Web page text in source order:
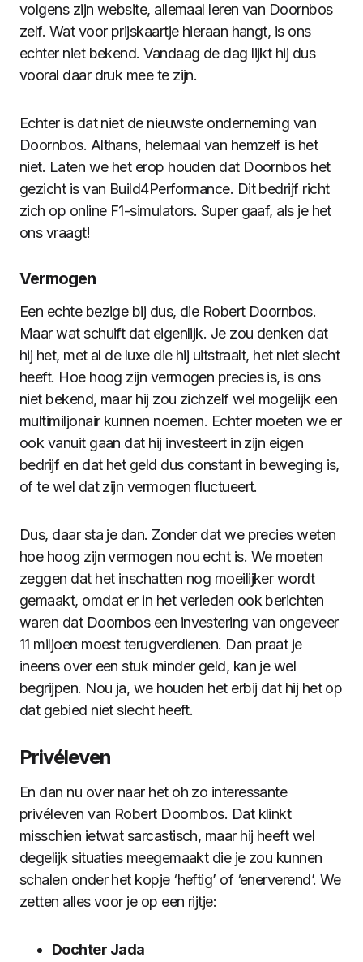
volgens zijn website, allemaal leren van Doornbos
zelf. Wat voor prijskaartje hieraan hangt, is ons
echter niet bekend. Vandaag de dag lijkt hij dus
vooral daar druk mee te zijn.
Echter is dat niet de nieuwste onderneming van
Doornbos. Althans, helemaal van hemzelf is het
niet. Laten we het erop houden dat Doornbos het
gezicht is van Build4Performance. Dit bedrijf richt
zich op online F1-simulators. Super gaaf, als je het
ons vraagt!
Vermogen
Een echte bezige bij dus, die Robert Doornbos.
Maar wat schuift dat eigenlijk. Je zou denken dat
hij het, met al de luxe die hij uitstraalt, het niet slecht
heeft. Hoe hoog zijn vermogen precies is, is ons
niet bekend, maar hij zou zichzelf wel mogelijk een
multimiljonair kunnen noemen. Echter moeten we er
ook vanuit gaan dat hij investeert in zijn eigen
bedrijf en dat het geld dus constant in beweging is,
of te wel dat zijn vermogen fluctueert.
Dus, daar sta je dan. Zonder dat we precies weten
hoe hoog zijn vermogen nou echt is. We moeten
zeggen dat het inschatten nog moeilijker wordt
gemaakt, omdat er in het verleden ook berichten
waren dat Doornbos een investering van ongeveer
11 miljoen moest terugverdienen. Dan praat je
ineens over een stuk minder geld, kan je wel
begrijpen. Nou ja, we houden het erbij dat hij het op
dat gebied niet slecht heeft.
Privéleven
En dan nu over naar het oh zo interessante
privéleven van Robert Doornbos. Dat klinkt
misschien ietwat sarcastisch, maar hij heeft wel
degelijk situaties meegemaakt die je zou kunnen
schalen onder het kopje ‘heftig’ of ‘enerverend’. We
zetten alles voor je op een rijtje:
Dochter Jada